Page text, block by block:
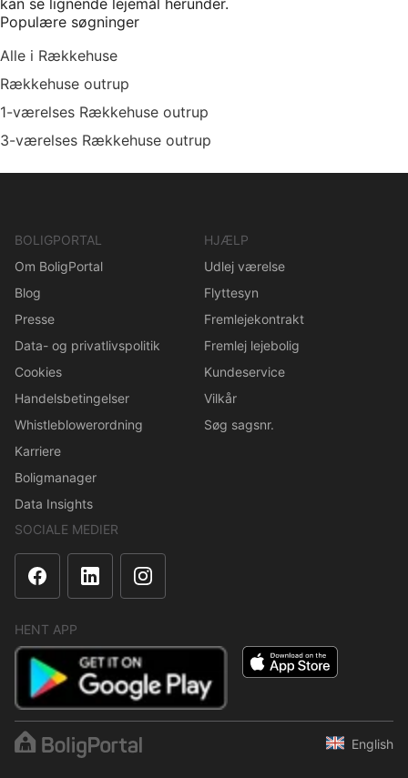
kan se lignende lejemål herunder.
Populære søgninger
Alle i Rækkehuse
Rækkehuse outrup
1-værelses Rækkehuse outrup
3-værelses Rækkehuse outrup
BOLIGPORTAL
Om BoligPortal
Blog
Presse
Data- og privatlivspolitik
Cookies
Handelsbetingelser
Whistleblowerordning
Karriere
Boligmanager
Data Insights
HJÆLP
Udlej værelse
Flyttesyn
Fremlejekontrakt
Fremlej lejebolig
Kundeservice
Vilkår
Søg sagsnr.
SOCIALE MEDIER
HENT APP
English